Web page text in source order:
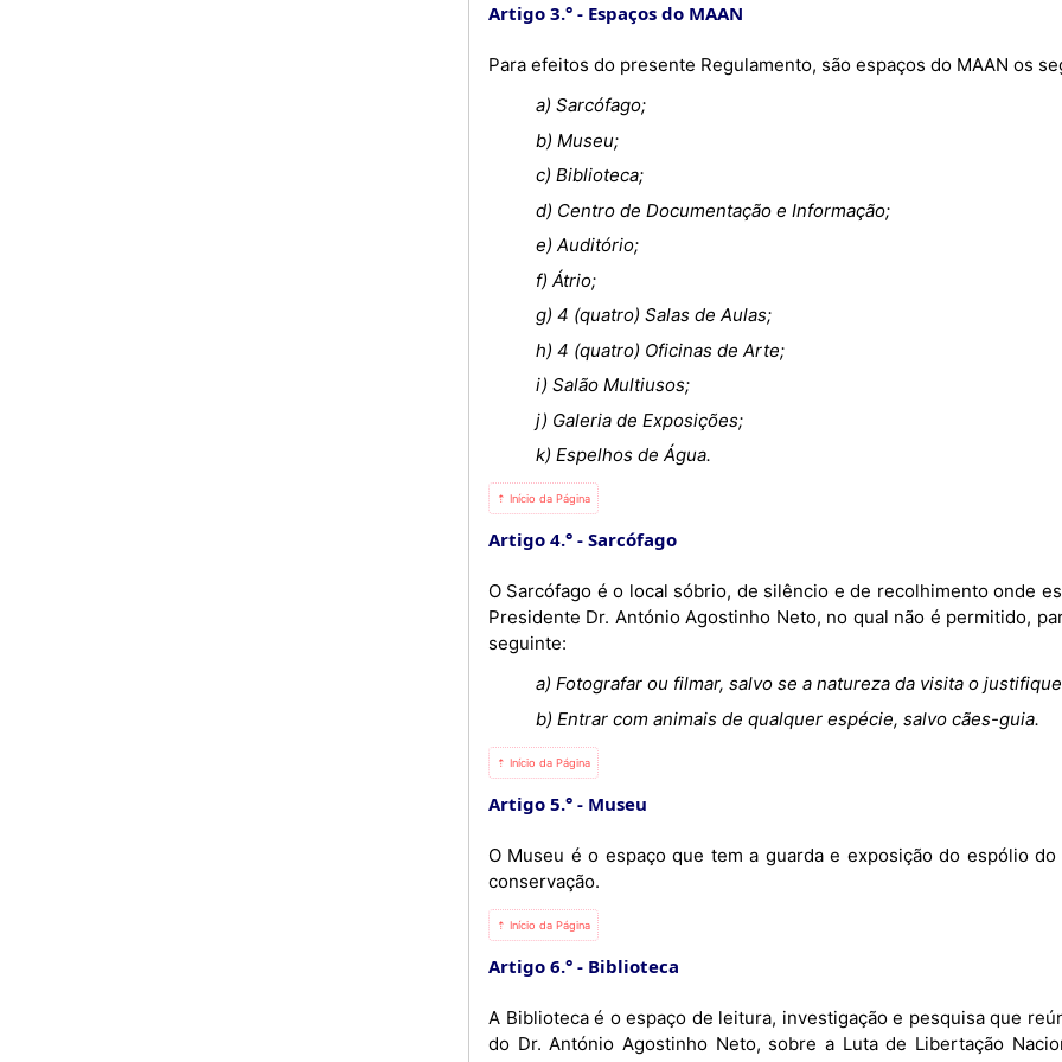
Artigo 3.°
Espaços do MAAN
Para efeitos do presente Regulamento, são espaços do MAAN os
a) Sarcófago;
b) Museu;
c) Biblioteca;
d) Centro de Documentação e Informação;
e) Auditório;
f) Átrio;
g) 4 (quatro) Salas de Aulas;
h) 4 (quatro) Oficinas de Arte;
i) Salão Multiusos;
j) Galeria de Exposições;
k) Espelhos de Água.
⇡ Início da Página
Artigo 4.° Sarcófago
O Sarcófago é o local sóbrio, de silêncio e de recolhimento onde
Presidente Dr. António Agostinho Neto, no qual não é permitido,
seguinte:
a) Fotografar ou filmar, salvo se a natureza da visita o
b) Entrar com animais de qualquer espécie, salvo cães-guia.
⇡ Início da Página
Artigo 5.° Museu
O Museu é o espaço que tem a guarda e exposição do espólio
conservação.
⇡ Início da Página
Artigo 6.° Biblioteca
A Biblioteca é o espaço de leitura, investigação e pesquisa que
do Dr. António Agostinho Neto, sobre a Luta de Libertação